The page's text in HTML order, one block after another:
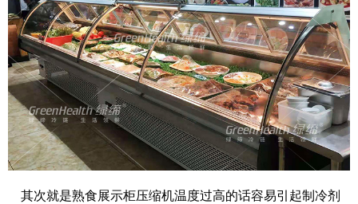
其次就是熟食展示柜压缩机温度过高的话容易引起制冷剂